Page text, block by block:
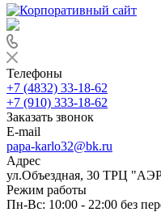
Телефоны
+7 (4832) 33-18-62
+7 (910) 333-18-62
Заказать звонок
E-mail
papa-karlo32@bk.ru
Адрес
ул.Объездная, 30 ТРЦ
Режим работы
Пн-Вс: 10:00 - 22:00 без